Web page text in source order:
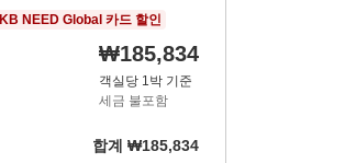
KB NEED Global 카드 할인
₩185,834
객실당 1박 기준
세금 불포함
합계 ₩185,834